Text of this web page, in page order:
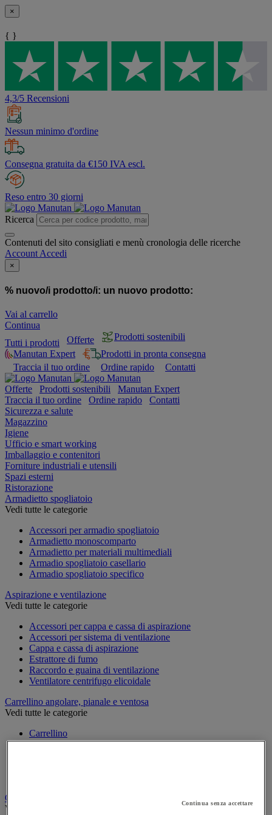
×
{ }
4,3/5 Recensioni
Nessun minimo d'ordine
Consegna gratuita da €150 IVA escl.
Reso entro 30 giorni
Ricerca
Contenuti del sito consigliati e menù cronologia delle ricerche
Account Accedi
×
% nuovo/i prodotto/i: un nuovo prodotto:
Vai al carrello
Continua
Tutti i prodotti
Offerte
Prodotti sostenibili
Manutan Expert
Prodotti in pronta consegna
Traccia il tuo ordine
Ordine rapido Contatti
Offerte Prodotti sostenibili
Manutan Expert
Traccia il tuo ordine
Ordine rapido
Contatti
Sicurezza e salute
Magazzino
Igiene
Ufficio e smart working
Imballaggio e contenitori
Forniture industriali e utensili
Spazi esterni
Ristorazione
Armadietto spogliatoio
Vedi tutte le categorie
Accessori per armadio spogliatoio
Armadietto monoscomparto
Armadietto per materiali multimediali
Armadio spogliatoio casellario
Armadio spogliatoio specifico
Aspirazione e ventilazione
Vedi tutte le categorie
Accessori per cappa e cassa di aspirazione
Accessori per sistema di ventilazione
Cappa e cassa di aspirazione
Estrattore di fumo
Raccordo e guaina di ventilazione
Ventilatore centrifugo elicoidale
Carrellino angolare, pianale e ventosa
Vedi tutte le categorie
Carrellino
Carrellino angolare
Carrello
Vedi tutte le categorie
Continua senza accettare